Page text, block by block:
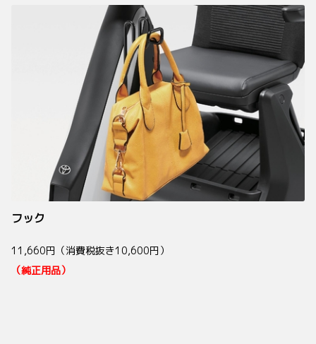
フック
11,660円（消費税抜き10,600円）
（純正用品）